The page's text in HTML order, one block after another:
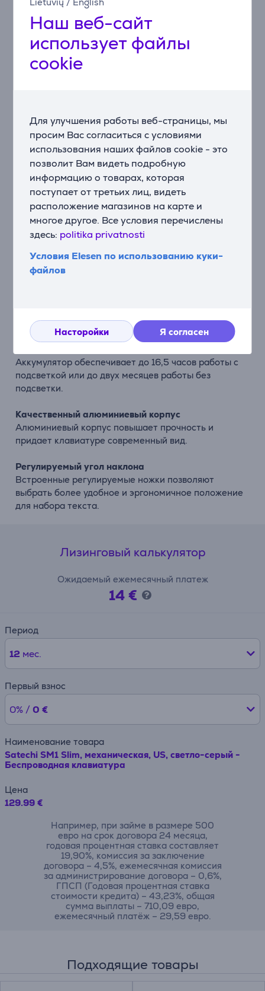
Наш веб-сайт
использует файлы
cookie
Для улучшения работы веб-страницы, мы
просим Вас согласиться с условиями
использования наших файлов cookie - это
позволит Вам видеть подробную
информацию о товарах, которая
поступает от третьих лиц, видеть
расположение магазинов на карте и
многое другое. Все условия перечислены
здесь: politika privatnosti
Условия Elesen по использованию куки-
файлов
Насторойки Я согласен
Компактная конструкция
Эта клавиатура с тонкой конструкцией занимает
меньше места на рабочем столе, сохраняя при этом
удобство использования.
Технология Bluetooth 5.0 позволяет подключать до
четырех устройств одновременно и быстро
переключаться между ними.
Белая подсветка с 14 режимами
Регулируемая белая подсветка улучшает видимость
клавиш и придает рабочему месту элегантный вид.
Переключатели с возможностью горячей замены
Hot-swap
переключатели делают обслуживание и настройку
клавиатуры простыми и удобными.
клавиатуру с собой в офис, домой или в поездки.
Аккумулятор обеспечивает до 16,5 часов работы с
подсветкой или до двух месяцев работы без
подсветки.
Качественный алюминиевый корпус
Алюминиевый корпус повышает прочность и
придает клавиатуре современный вид.
Регулируемый угол наклона
Встроенные регулируемые ножки позволяют
выбрать более удобное и эргономичное положение
для набора текста.
Лизинговый калькулятор
Ожидаемый ежемесячный платеж
14 €
Период
12 мес.
Первый взнос
0% / 0 €
Наименование товара
Satechi SM1 Slim, механическая, US, светло-серый -
Беспроводная клавиатура
Цена
129.99 €
Например, при займе в размере 500
евро на срок договора 24 месяца,
годовая процентная ставка составляет
19,90%, комиссия за заключение
договора – 4,5%, ежемесячная комиссия
за администрирование договора – 0,6%,
ГПСП (Годовая процентная ставка
стоимости кредита) – 43,23%, общая
сумма выплаты – 710,09 евро,
ежемесячный платёж – 29,59 евро.
Подходящие товары